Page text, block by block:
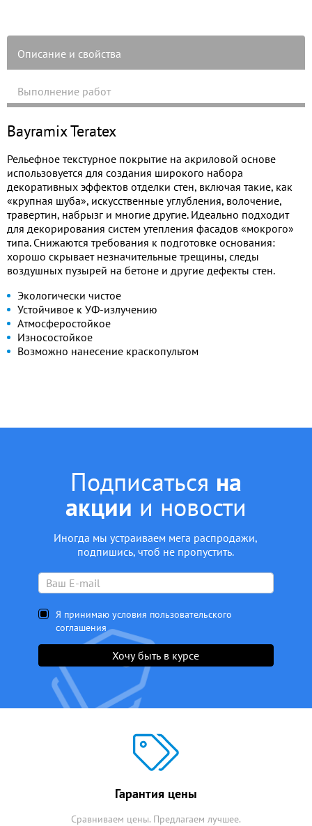
096
Описание и свойства
Выполнение работ
Bayramix Teratex
Рельефное текстурное покрытие на акриловой основе
использовуется для создания широкого набора
декоративных эффектов отделки стен, включая такие, как
«крупная шуба», искусственные углубления, волочение,
травертин, набрызг и многие другие. Идеально подходит
для декорирования систем утепления фасадов «мокрого»
типа. Снижаются требования к подготовке основания:
хорошо скрывает незначительные трещины, следы
воздушных пузырей на бетоне и другие дефекты стен.
Экологически чистое
Устойчивое к УФ-излучению
Атмосферостойкое
Износостойкое
Возможно нанесение краскопультом
Подписаться на
акции и новости
Иногда мы устраиваем мега распродажи,
подпишись, чтоб не пропустить.
Я принимаю условия пользовательского
соглашения
Хочу быть в курсе
Гарантия цены
Сравниваем цены. Предлагаем лучшее.